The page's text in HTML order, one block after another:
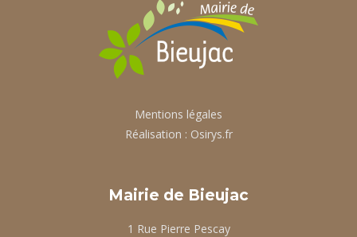
Mentions légales
Réalisation : Osirys.fr
Mairie de Bieujac
1 Rue Pierre Pescay